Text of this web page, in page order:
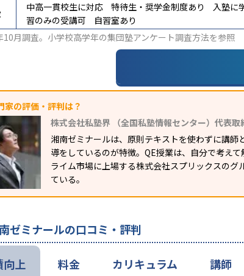
中高一貫校生に対応 特待生・奨学金制度あり 入塾に
習のみの受講可
自習室あり
月調査。 小学校高学年の集団塾アンケート調査方法を参照
家の評価・評判は？
株式会社私塾界 （全国私塾情報センター）代表取
湘南ゼミナールは、原則テキストを使わずに講
導をしているのが特徴。QE授業は、自分で考え
ライム市場に上場する株式会社スプリックスの
ている。
ゼミナールの口コミ・評判
向上 料金 カリキュラム 講師